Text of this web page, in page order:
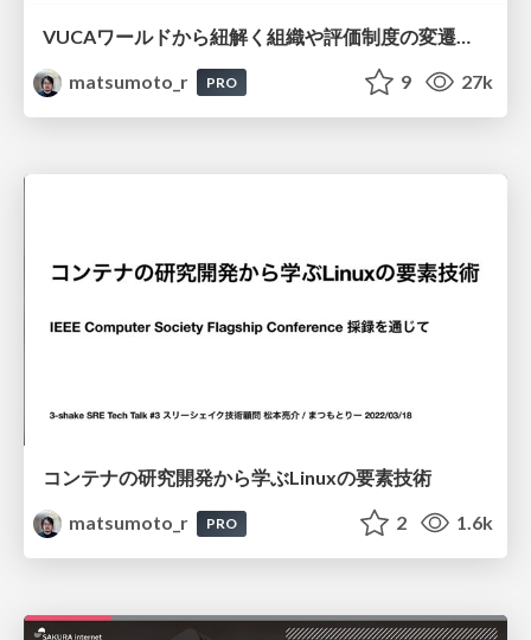
matsumoto_r
PRO 9 27k
コンテナの研究開発から学ぶLinuxの要素技術
matsumoto_r
PRO 2 1.6k